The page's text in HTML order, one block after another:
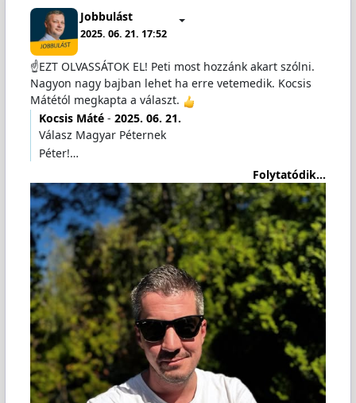
Jobbulást
2025. 06. 21. 17:52
☝️EZT OLVASSÁTOK EL! Peti most hozzánk akart szólni.
Nagyon nagy bajban lehet ha erre vetemedik. Kocsis
Mátétól megkapta a választ.
Kocsis Máté- 2025. 06. 21.
Válasz Magyar Péternek
Péter!…
Folytatódik...